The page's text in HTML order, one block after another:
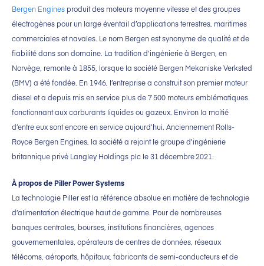
Bergen Engines produit des moteurs moyenne vitesse et des groupes
électrogènes pour un large éventail d’applications terrestres, maritimes
commerciales et navales. Le nom Bergen est synonyme de qualité et de
fiabilité dans son domaine. La tradition d’ingénierie à Bergen, en
Norvège, remonte à 1855, lorsque la société Bergen Mekaniske Verksted
(BMV) a été fondée. En 1946, l’entreprise a construit son premier moteur
diesel et a depuis mis en service plus de 7 500 moteurs emblématiques
fonctionnant aux carburants liquides ou gazeux. Environ la moitié
d’entre eux sont encore en service aujourd’hui. Anciennement Rolls-
Royce Bergen Engines, la société a rejoint le groupe d’ingénierie
britannique privé Langley Holdings plc le 31 décembre 2021.
À propos de Piller Power Systems
La technologie Piller est la référence absolue en matière de technologie
d’alimentation électrique haut de gamme. Pour de nombreuses
banques centrales, bourses, institutions financières, agences
gouvernementales, opérateurs de centres de données, réseaux
télécoms, aéroports, hôpitaux, fabricants de semi-conducteurs et de